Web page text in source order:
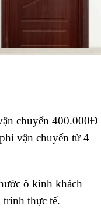
chuyển 400.000Đ
vận chuyển từ 4
ô kính khách
thực tế.